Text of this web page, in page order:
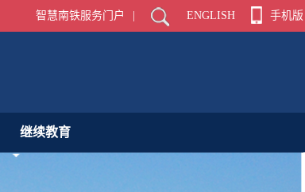
智慧南铁服务门户 ENGLISH 手机版
继续教育